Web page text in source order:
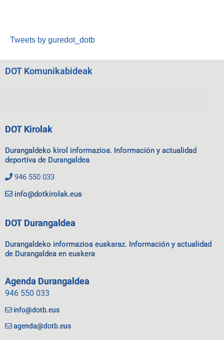
Tweets by guredot_dotb
DOT Komunikabideak
DOT Kirolak
Durangaldeko kirol informazioa. Información y actualidad
deportiva de Durangaldea
946 550 033
info@dotkirolak.eus
DOT Durangaldea
Durangaldeko informazioa euskaraz. Información y actualidad
de Durangaldea en euskera
Agenda Durangaldea
946 550 033
info@dotb.eus
agenda@dotb.eus